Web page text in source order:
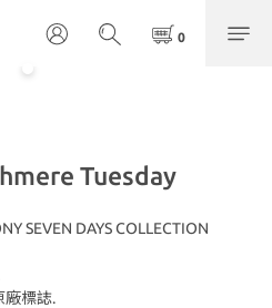
Tuesday
SEVEN DAYS COLLECTION
廠標誌.